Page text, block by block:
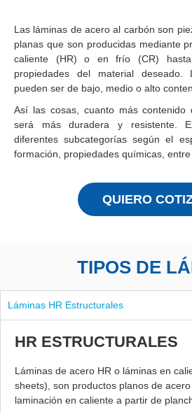
Las láminas de acero al carbón son
planas que son producidas mediante
caliente (HR) o en frío (CR)
propiedades del material
pueden ser de bajo, medio o alto
Así las cosas, cuanto más contenido
será más duradera y resistente.
diferentes subcategorías según el
formación, propiedades químicas, entre
QUIERO
TIPOS DE
Láminas HR Estructurales
HR ESTRUCTURALES
Láminas de acero HR o láminas en
sheets), son productos planos de
laminación en caliente a partir de